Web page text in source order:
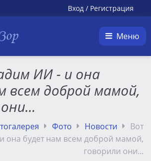
Вход / Регистрация
Меню
ИИ - и она
всем доброй мамой,
Фото Новости
Вот
она будет нам всем доброй мамой,
говорили они...